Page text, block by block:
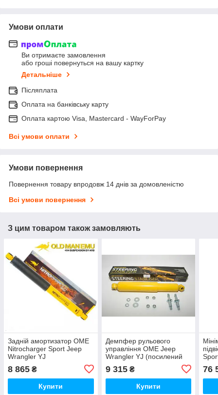
Умови оплати
Ви отримаєте замовлення
або гроші повернуться на вашу картку
Детальніше
Післяплата
Оплата на банківську карту
Оплата картою Visa, Mastercard - WayForPay
Всі умови оплати
Умови повернення
Повернення товару впродовж 14 днів за домовленістю
Всі умови повернення
З цим товаром також замовляють
Задній амортизатор OME
Nitrocharger Sport Jeep
Wrangler YJ
8 865 ₴
Купити
Демпфер рульового
управління OME Jeep
Wrangler YJ (посилений
9 315₴
Купити
76